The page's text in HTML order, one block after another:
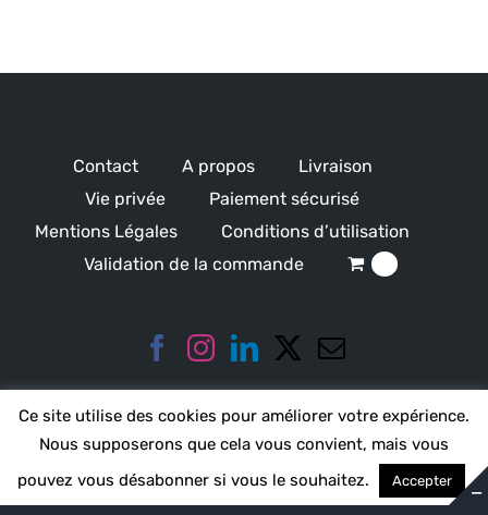
Contact A propos
Livraison
Vie privée
Paiement sécurisé
Mentions Légales
Conditions d’utilisation
Validation de la commande
Ce site utilise des cookies pour améliorer votre expérience.
Nous supposerons que cela vous convient, mais vous
pouvez vous désabonner si vous le souhaitez.
Accepter